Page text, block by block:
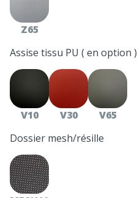
Z65
Assise tissu PU ( en option )
V10 V30
V65
Dossier mesh/résille